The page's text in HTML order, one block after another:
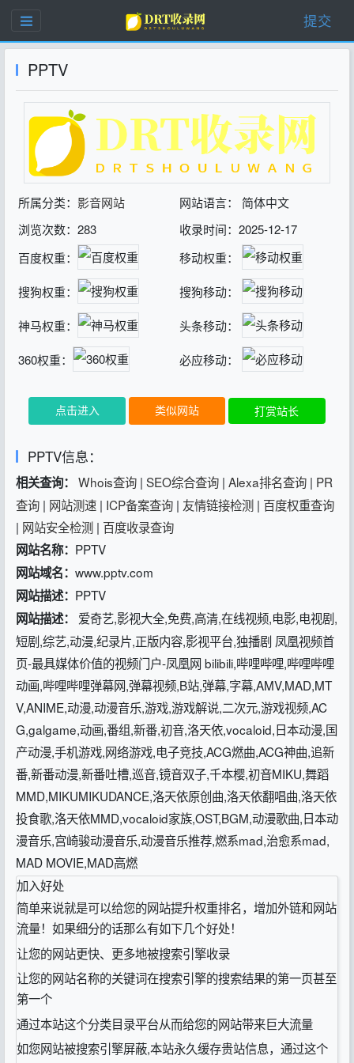
提交
PPTV
所属分类： 影音网站
网站语言： 简体中文
浏览次数：283
收录时间：2025-12-17
百度权重：
移动权重：
搜狗权重： 搜狗移动：
神马权重： 头条移动：
360权重： 必应移动：
点击进入 类似网站 打赏站长
PPTV信息：
相关查询： Whois查询 | SEO综合查询 | Alexa排名查询 | PR
查询 | 网站测速 | ICP备案查询 | 友情链接检测 | 百度权重查询
| 网站安全检测 | 百度收录查询
网站名称： PPTV
网站域名： www.pptv.com
网站描述： PPTV
网站描述：
爱奇艺,影视大全,免费,高清,在线视频,电影,电视剧,
短剧,综艺,动漫,纪录片,正版内容,影视平台,独播剧 凤凰视频首
页-最具媒体价值的视频门户-凤凰网 bilibili,哔哩哔哩,哔哩哔哩
动画,哔哩哔哩弹幕网,弹幕视频,B站,弹幕,字幕,AMV,MAD,MT
V,ANIME,动漫,动漫音乐,游戏,游戏解说,二次元,游戏视频,AC
G,galgame,动画,番组,新番,初音,洛天依,vocaloid,日本动漫,国
产动漫,手机游戏,网络游戏,电子竞技,ACG燃曲,ACG神曲,追新
番,新番动漫,新番吐槽,巡音,镜音双子,千本樱,初音MIKU,舞蹈
MMD,MIKUMIKUDANCE,洛天依原创曲,洛天依翻唱曲,洛天依
投食歌,洛天依MMD,vocaloid家族,OST,BGM,动漫歌曲,日本动
漫音乐,宫崎骏动漫音乐,动漫音乐推荐,燃系mad,治愈系mad,
MAD MOVIE,MAD高燃
加入好处
简单来说就是可以给您的网站提升权重排名，增加外链和网站
流量！如果细分的话那么有如下几个好处！
让您的网站更快、更多地被搜索引擎收录
让您的网站名称的关键词在搜索引擎的搜索结果的第一页甚至
第一个
通过本站这个分类目录平台从而给您的网站带来巨大流量
如您网站被搜索引擎屏蔽,本站永久缓存贵站信息，通过这个